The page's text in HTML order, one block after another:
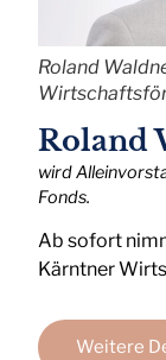
Roland
Roland
wird
Fonds.
Ab sofort
Kärntner
Weitere